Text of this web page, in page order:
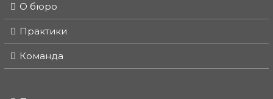
О бюро
Практики
Команда